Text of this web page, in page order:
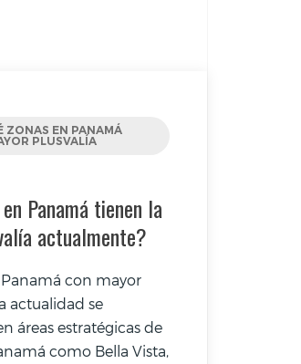
ZONAS EN PANAMÁ
PLUSVALÍA
Panamá tienen la
actualmente?
Panamá con mayor
actualidad se
áreas estratégicas de
como Bella Vista,